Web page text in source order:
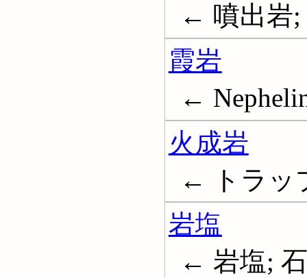
← 噴出岩;
霞岩
←
火成岩
← トラッ
岩塩
← 岩塩;